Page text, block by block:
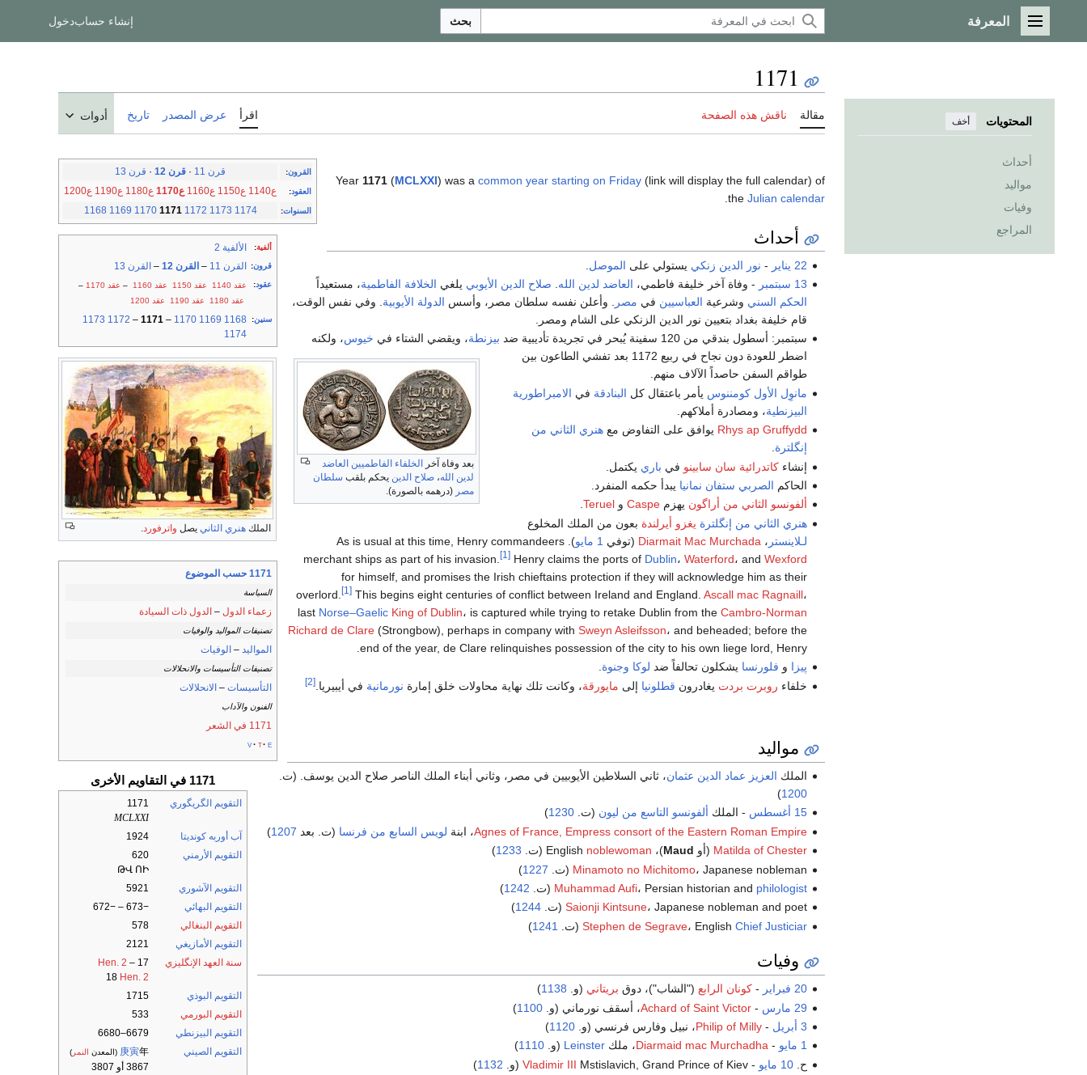
القائمة الرئيسية
المعرفة بحث إنشاء حسابدخول
المحتويات أخف
أحداث
مواليد
وفيات
المراجع
1171
مقالة ناقش هذه الصفحة اقرأ عرض المصدر تاريخ أدوات
القرون: قرن 11 · قرن 12 · قرن 13
العقود: ع1140 ع1150 ع1160 ع1170 ع1180 ع1190 ع1200
السنوات:
1168 1169 1170 1171 1172 1173 1174
ألفية: الألفية 2
قرون: القرن 11 – القرن 12 – القرن 13
عقود: عقد 1140 عقد 1150 عقد 1160 – عقد 1170
–
عقد 1180
عقد 1190 عقد 1200
سنين:
1168
1169
1170
–
1171
–
1172
1173
1174
الملك هنري الثاني يصل واترفورد
بعد وفاة آخرالخلفاء الفاطميين العاضد
لدين الله،صلاح الدين يحكم بلقب سلطان
مصر (درهمه بالصورة).
1171 حسب الموضوع
السياسة
زعماء الدول – الدول ذات السيادة
تصنيفات المواليد والوفيات
المواليد – الوفيات
تصنيفات التأسيسات والانحلالات
التأسيسات – الانحلالات
الفنون والآداب
1171 في الشعر
v t e
1171 في التقاويم الأخرى
التقويم الگريگوري
1171
MCLXXI
آب أوربه كونديتا
1924
التقويم الأرمني
620
ԹՎ ՈԻ
التقويم الآشوري
5921
التقويم البهائي
−673 – −672
التقويم البنغالي
578
التقويم الأمازيغي
2121
سنة العهد الإنگليزي
17
Hen. 2 –
18 Hen. 2
التقويم البوذي
1715
التقويم البورمي
533
التقويم البيزنطي
6679–6680
التقويم الصيني
庚寅年 (المعدن النمر )
3867 أو 3807
Year 1171 (MCLXXI) was a common year starting on Friday (link will display the full calendar) of
the Julian calendar
أحداث
22 يناير - نور الدين زنكي يستولي على الموصل
13 سبتمبر
- وفاة آخر خليفة فاطمي، العاضد لدين الله صلاح الدين الأيوبي يلغي الخلافة الفاطمية، مستعيداً
الحكم السني وشرعية العباسيين في مصر . وأعلن نفسه سلطان مصر، وأسس الدولة الأيوبية . وفي نفس الوقت،
قام خليفة بغداد بتعيين نور الدين الزنكي على الشام ومصر.
سبتمبر: أسطول بندقي من 120 سفينة يُبحر في تجريدة تأديبية ضد
بيزنطة، ويقضي الشتاء في خيوس، ولكنه
اضطر للعودة دون نجاح في ربيع 1172 بعد تفشي الطاعون بين
طواقم السفن حاصداً الآلاف منهم.
مانوِل الأول كومننوس يأمر باعتقال كل البنادقة في الامبراطورية
البيزنطية، ومصادرة أملاكهم.
Rhys ap Gruffydd يوافق على التفاوض معهنري الثاني من
إنگلترة
إنشاءكاتدرائية سان سابينو في باري يكتمل.
الحاكم الصربي ستفان نمانيا يبدأ حكمه المنفرد.
ألفونسو الثاني من أراگون يهزمCaspe وTeruel
.
هنري الثاني من إنگلترة يغزو أيرلندة بعون من الملك المخلوع
لـلاينستر ، Diarmait Mac Murchada (توفي 1 مايو
). As is usual at this time, Henry commandeers
merchant ships as part of his invasion.
[1]Henry claims the ports of Dublin، Waterford، and Wexford
for himself, and promises the Irish chieftains protection if they will acknowledge him as their
overlord.
[1]This begins eight centuries of conflict between Ireland and England. Ascall mac Ragnaill،
last Norse–Gaelic King of Dublin، is captured while trying to retake Dublin from the Cambro-Norman
Richard de Clare(Strongbow), perhaps in company with Sweyn Asleifsson، and beheaded; before the
end of the year, de Clare relinquishes possession of the city to his own liege lord, Henry.
پيزا و فلورنسا يشكلون تحالفاً ضد لوكا وجنوة
خلفاء روبرت بردت يغادرون قطلونيا إلى مايورقة، وكانت تلك نهاية محاولات خلق إمارة نورمانية في أيبيريا.[2]
مواليد
الملك العزيز عماد الدين عثمان، ثاني السلاطين الأيوبيين في مصر، وثاني أبناء الملك الناصر صلاح الدين يوسف. (ت.
1200
)
15 أغسطس
- الملك ألفونسو التاسع من ليون (ت.1230
)
Agnes of France, Empress consort of the Eastern Roman Empire، ابنة لويس السابع من فرنسا (ت. بعد 1207
)
Matilda of Chester (أو Maud)، English noblewoman (ت. 1233
)
Minamoto no Michitomo، Japanese nobleman (ت. 1227
)
Muhammad Aufi، Persian historian and philologist (ت. 1242
)
Saionji Kintsune، Japanese nobleman and poet (ت. 1244
)
Stephen de Segrave، English Chief Justiciar (ت. 1241
)
وفيات
20 فبراير -كونان الرابع ("الشاب")، دوق بريتاني (و. 1138
)
29 مارس
-
Achard of Saint Victor، أسقف نورماني (و.1100
)
3 أبريل
-
Philip of Milly، نبيل وفارس فرنسي (و.1120
)
1 مايو
-
Diarmaid mac Murchadha، ملكLeinster (و.1110
)
ح.10 مايو -
Vladimir III Mstislavich, Grand Prince of Kiev (و. 1132
)